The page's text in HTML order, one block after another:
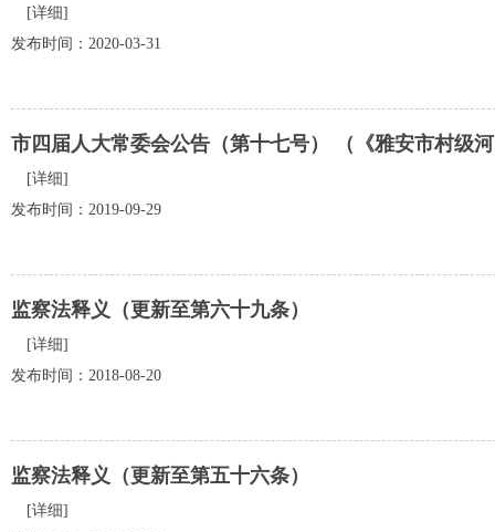
[详细]
发布时间：2020-03-31
市四届人大常委会公告（第十七号） （《雅安市村级
[详细]
发布时间：2019-09-29
监察法释义（更新至第六十九条）
[详细]
发布时间：2018-08-20
监察法释义（更新至第五十六条）
[详细]